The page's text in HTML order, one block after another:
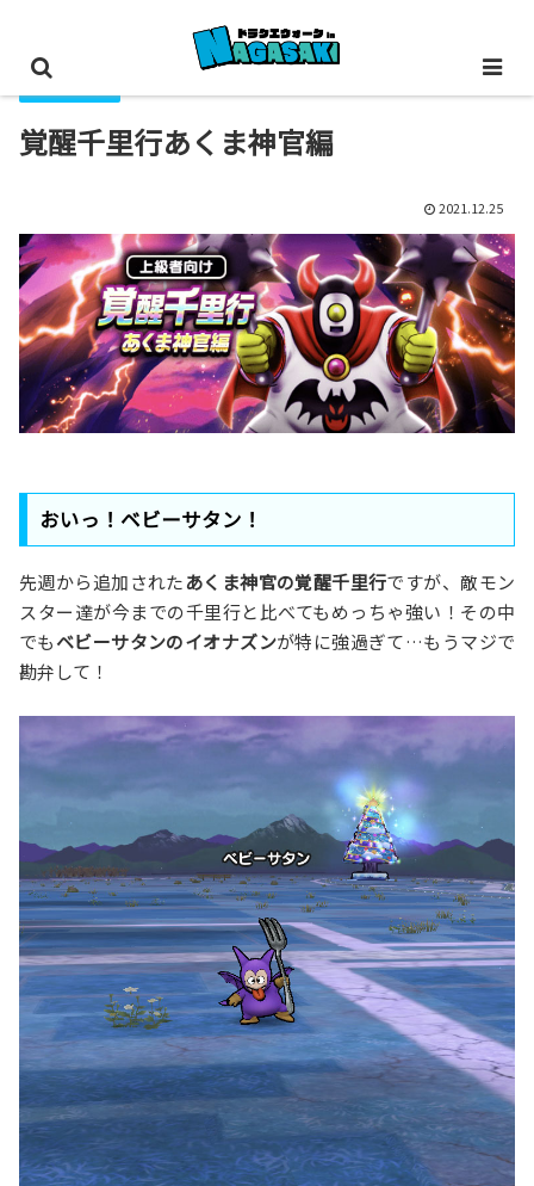
覚醒千里行あくま神官編
2021.12.25
おいっ！ベビーサタン！
先週から追加されたあくま神官の覚醒千里行ですが、敵モン
スター達が今までの千里行と比べてもめっちゃ強い！その中
でもベビーサタンのイオナズンが特に強過ぎて…もうマジで
勘弁して！